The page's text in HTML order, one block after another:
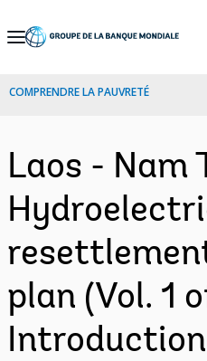
Skip
Navigation
COMPRENDRE LA PAUVRETÉ
Laos - Nam
plan (Vol. 1